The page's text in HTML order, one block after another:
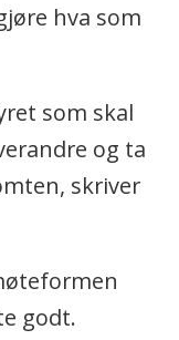
hva som
som skal
og ta
skriver
godt.